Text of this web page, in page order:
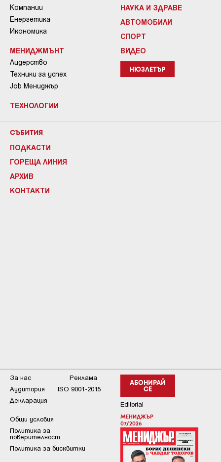
Компании
Енергетика
Икономика
МЕНИДЖМЪНТ
Лидерство
Техники за успех
Job Мениджър
ТЕХНОЛОГИИ
НАУКА И ЗДРАВЕ
АВТОМОБИЛИ
СПОРТ
ВИДЕО
НЮЗЛЕТЪР
СЪБИТИЯ
ПОДКАСТИ
ГОРЕЩА ЛИНИЯ
АРХИВ
КОНТАКТИ
АБОНИРАЙ
СЕ
Editorial
МЕНИДЖЪР
07/2026
За нас
Реклама
Аудитория
ISO 9001-2015
Декларация
Общи условия
Пoлитикa зa
пoвepитeлнocт
Политика за бисквитки